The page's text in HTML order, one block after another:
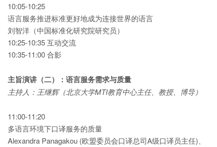
10:05-10:25
语言服务推进标准更好地成为连接世界的语言
刘智洋（中国标准化研究院研究员）
10:25-10:35 互动交流
10:35-11:00 合影
主旨演讲（二）：语言服务需求与质量
主持人：王继辉（北京大学MTI教育中心主任、教授、博导）
11:00-11:20
多语言环境下口译服务的质量
Alexandra Panagakou (欧盟委员会口译总司A级口译员主任)、